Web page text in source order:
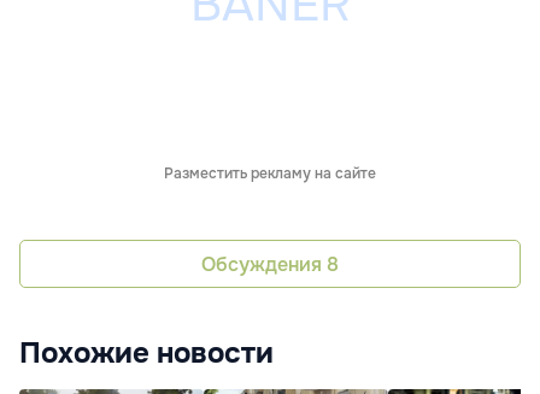
Разместить рекламу на сайте
Обсуждения 8
Похожие новости